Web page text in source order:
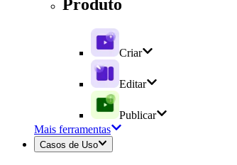
Produto
Criar
Editar
Publicar
Mais ferramentas
Casos de Uso